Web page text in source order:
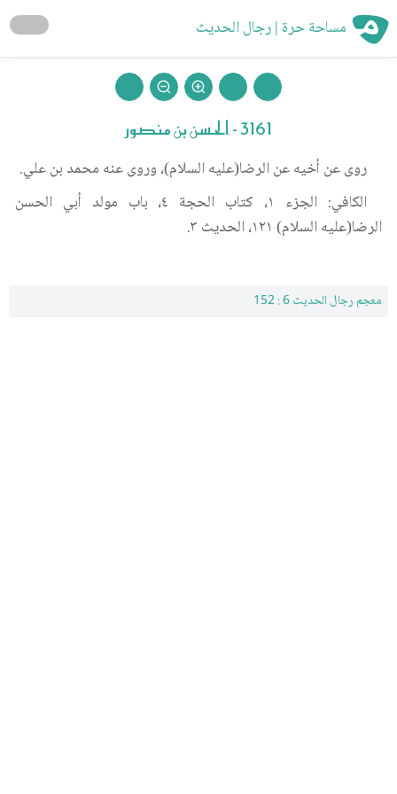
مساحة حرة | رجال الحديث
3161 - الحسن بن منصور
روى عن أخيه عن الرضا(عليه السلام)، وروى عنه محمد بن علي.
الكافي: الجزء ١، كتاب الحجة ٤، باب مولد أبي الحسن
الرضا(عليه السلام) ١٢١، الحديث ٣.
معجم رجال الحديث 6 : 152